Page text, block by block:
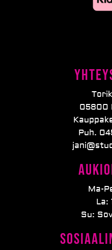
05800
Puh.
Ma-
La:
Su: